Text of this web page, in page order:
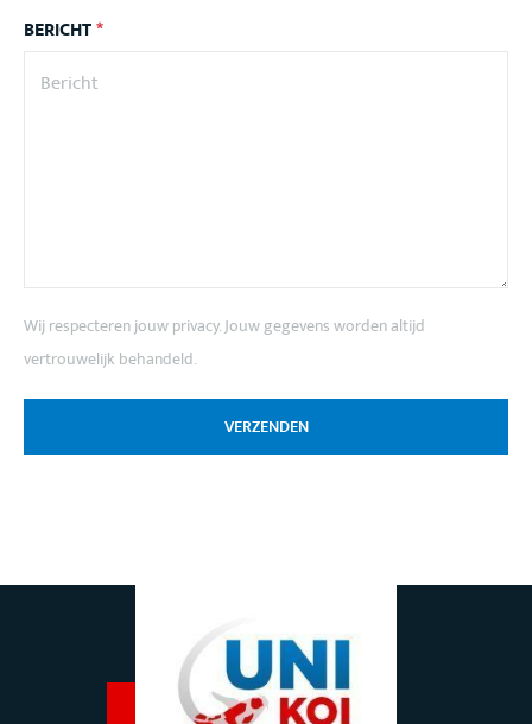
BERICHT*
Wij respecteren jouw privacy. Jouw gegevens worden altijd
vertrouwelijk behandeld.
VERZENDEN